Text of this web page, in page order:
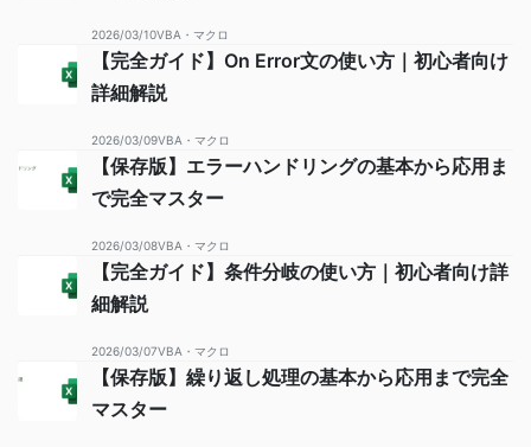
2026/03/10VBA・マクロ
【完全ガイド】On Error文の使い方｜初心者向け
詳細解説
2026/03/09VBA・マクロ
【保存版】エラーハンドリングの基本から応用ま
で完全マスター
2026/03/08VBA・マクロ
【完全ガイド】条件分岐の使い方｜初心者向け詳
細解説
2026/03/07VBA・マクロ
【保存版】繰り返し処理の基本から応用まで完全
マスター